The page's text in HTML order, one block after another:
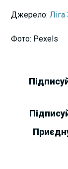
Джерело:
Фото: Pexels